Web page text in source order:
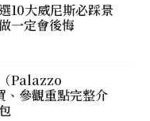
10大威尼斯必踩景
一定會後悔
Palazzo
參觀重點完整介